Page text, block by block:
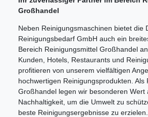
Großhandel
Neben Reinigungsmaschinen bietet die
Reinigungsbedarf GmbH auch ein
Bereich Reinigungsmittel Großhandel
Kunden, Hotels, Restaurants und
profitieren von unserem vielfältigen
hochwertigen Reinigungsprodukten. Als
Großhandel legen wir besonderen Wert
Nachhaltigkeit, um die Umwelt zu
beste Reinigungsergebnisse zu erzielen.